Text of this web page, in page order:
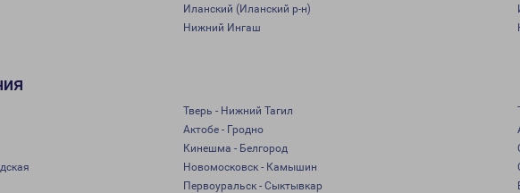
Иланский (Иланский р-н)
Нижний Ингаш
Тверь - Нижний Тагил
Актобе - Гродно
Кинешма - Белгород
Новомосковск - Камышин
Первоуральск - Сыктывкар